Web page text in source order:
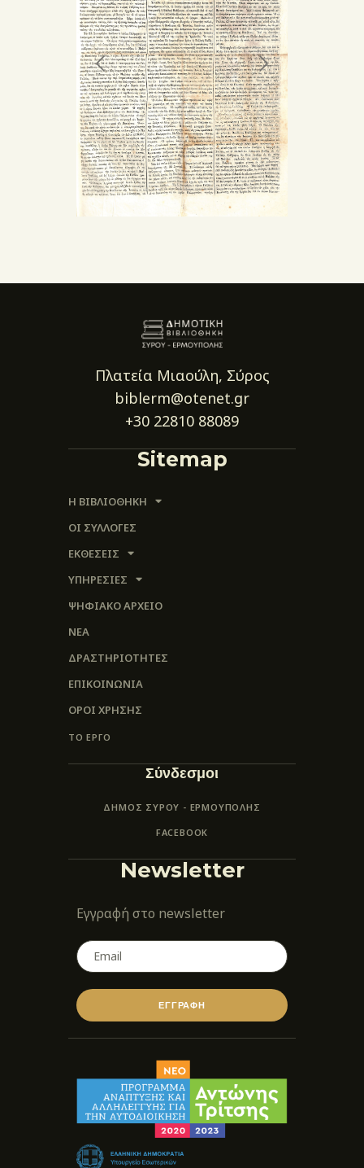
Πλατεία Μιαούλη, Σύρος
biblerm@otenet.gr
+30 22810 88089
Sitemap
Η ΒΙΒΛΙΟΘΗΚΗ
ΟΙ ΣΥΛΛΟΓΈΣ
ΕΚΘΕΣΕΙΣ
ΥΠΗΡΕΣΙΕΣ
ΨΗΦΙΑΚΌ ΑΡΧΕΊΟ
ΝΕΑ
ΔΡΑΣΤΗΡΙΟΤΗΤΕΣ
ΕΠΙΚΟΙΝΩΝΊΑ
ΌΡΟΙ ΧΡΉΣΗΣ
ΤΟ ΕΡΓΟ
Σύνδεσμοι
ΔΗΜΟΣ ΣΥΡΟΥ - ΕΡΜΟΎΠΟΛΗΣ
FACEBOOK
Newsletter
Εγγραφή στο newsletter
ΕΓΓΡΑΦΗ